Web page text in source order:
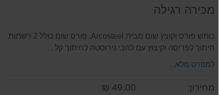
מכירה רגילה
כותש פורס וקוצץ שום מבית Arcosteel. פורס שום כולל 2 רשתות
חיתוך לפריסה וקיצוץ עם להבי נירוסטה לחיתוך קל .
למפרט מלא...
מחירון: 49.00 ₪